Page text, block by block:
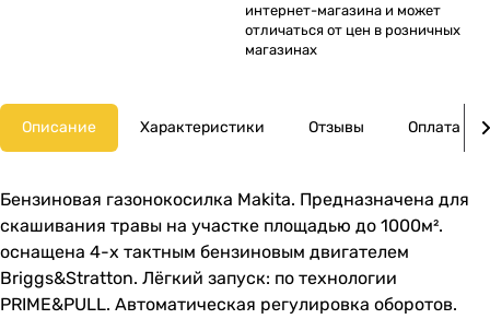
интернет-магазина и может
отличаться от цен в розничных
магазинах
Описание Характеристики Отзывы Оплата
Бензиновая газонокосилка Makita. Предназначена для
скашивания травы на участке площадью до 1000м².
оснащена 4-х тактным бензиновым двигателем
Briggs&Stratton. Лёгкий запуск: по технологии
PRIME&PULL. Автоматическая регулировка оборотов.